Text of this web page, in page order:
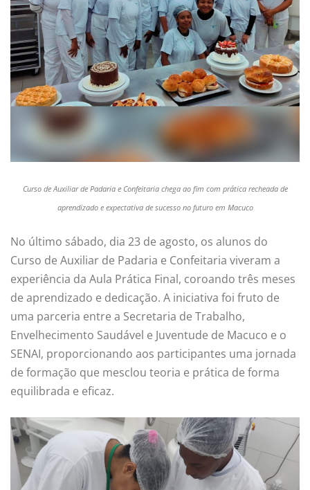
Curso de Auxiliar de Padaria e Confeitaria chega ao fim com prática recheada de
aprendizado e expectativa de sucesso no futuro em Macuco
No último sábado, dia 23 de agosto, os alunos do
Curso de Auxiliar de Padaria e Confeitaria viveram a
experiência da Aula Prática Final, coroando três meses
de aprendizado e dedicação. A iniciativa foi fruto de
uma parceria entre a Secretaria de Trabalho,
Envelhecimento Saudável e Juventude de Macuco e o
SENAI, proporcionando aos participantes uma jornada
de formação que mesclou teoria e prática de forma
equilibrada e eficaz.